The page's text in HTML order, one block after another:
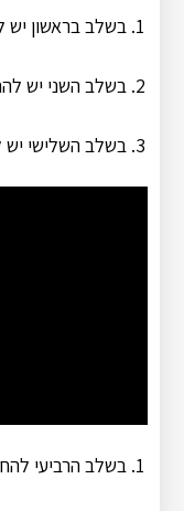
בשלב בראשון יש
בשלב השני יש
בשלב השלישי יש
בשלב הרביעי